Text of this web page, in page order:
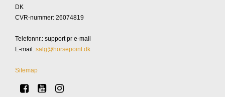
DK
CVR-nummer: 26074819
Telefonnr.: support pr e-mail
E-mail : salg@horsepoint.dk
Sitemap